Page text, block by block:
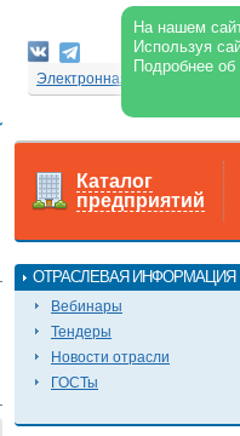
На нашем
Используя
Подробнее
Электронная версия
Каталог
предприятий
ОТРАСЛЕВАЯ ИНФОРМАЦИЯ
Вебинары
Тендеры
Новости отрасли
ГОСТы